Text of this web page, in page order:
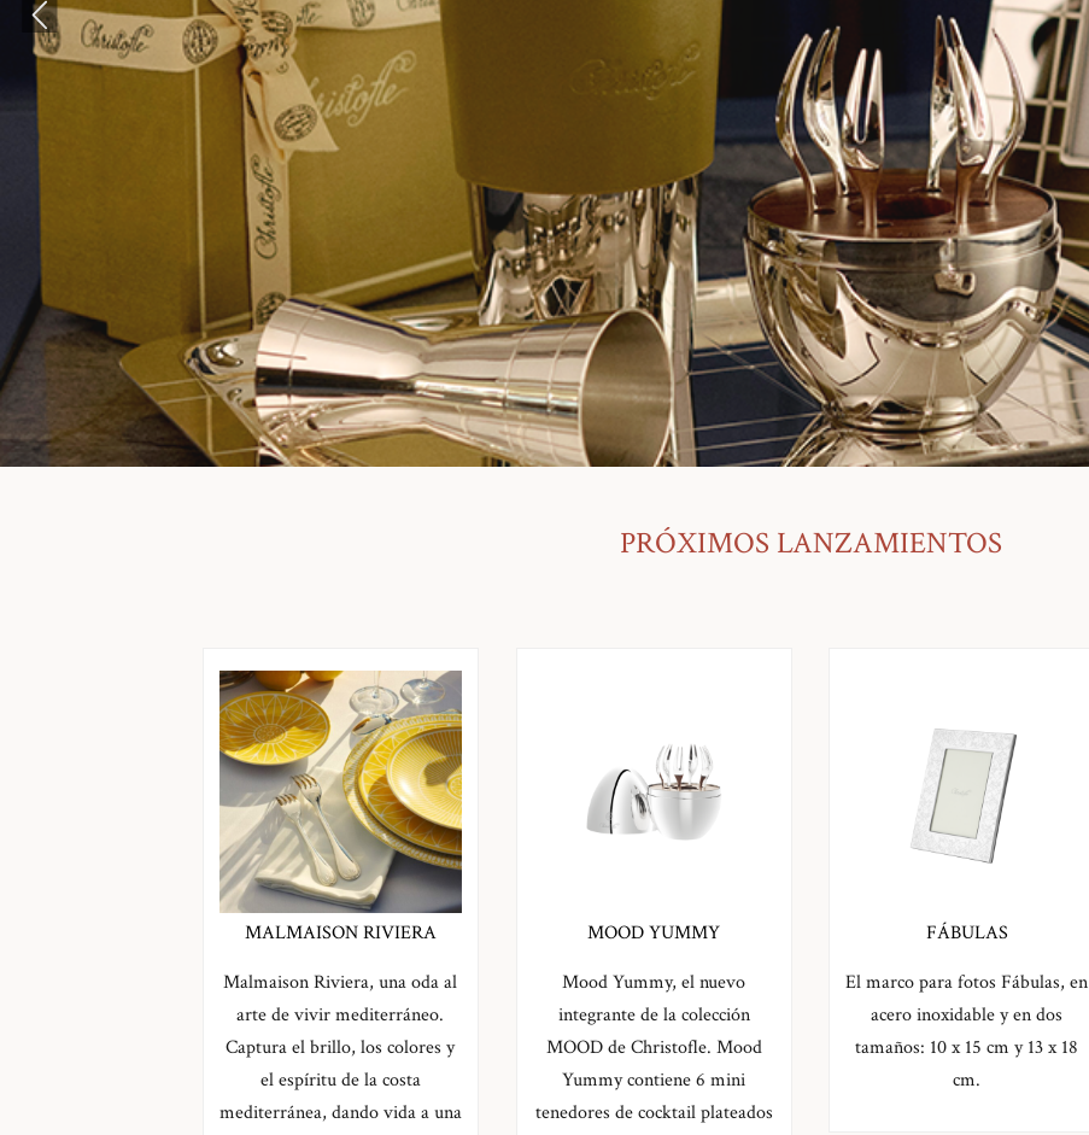
PRÓXIMOS LANZAMIENTOS
MALMAISON RIVIERA
Malmaison Riviera, una oda al
arte de vivir mediterráneo.
Captura el brillo, los colores y
el espíritu de la costa
mediterránea, dando vida a una
MOOD YUMMY
Mood Yummy, el nuevo
integrante de la colección
MOOD de Christofle. Mood
Yummy contiene 6 mini
tenedores de cocktail plateados
FÁBULAS
El marco para fotos Fábulas, en
acero inoxidable y en dos
tamaños: 10 x 15 cm y 13 x 18
cm.